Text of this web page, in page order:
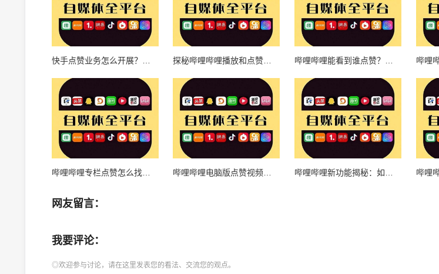
哔哩哔哩专栏点赞怎么找——教你快速掌握提升点赞的小技巧
网友留言：
我要评论：
◎欢迎参与讨论，请在这里发表您的看法、交流您的观点。